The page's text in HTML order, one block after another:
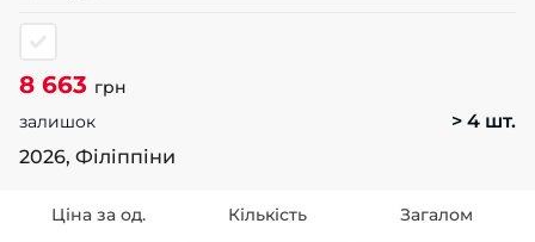
8 663 грн
залишок
> 4 шт.
2026, Філіппіни
Ціна за од. Кількість Загалом